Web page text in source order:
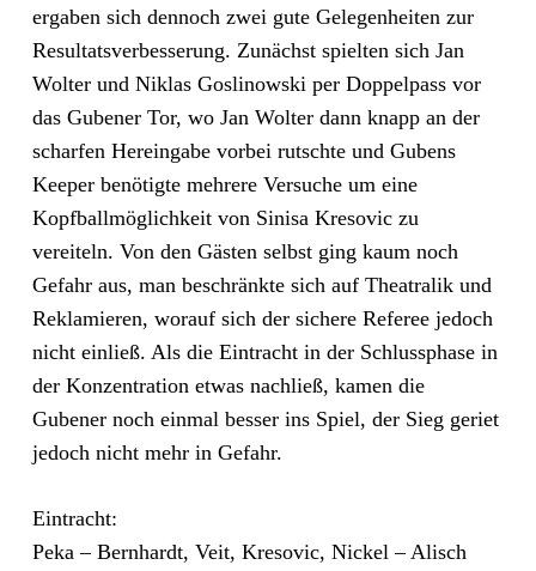
ergaben sich dennoch zwei gute Gelegenheiten zur
Resultatsverbesserung. Zunächst spielten sich Jan
Wolter und Niklas Goslinowski per Doppelpass vor
das Gubener Tor, wo Jan Wolter dann knapp an der
scharfen Hereingabe vorbei rutschte und Gubens
Keeper benötigte mehrere Versuche um eine
Kopfballmöglichkeit von Sinisa Kresovic zu
vereiteln. Von den Gästen selbst ging kaum noch
Gefahr aus, man beschränkte sich auf Theatralik und
Reklamieren, worauf sich der sichere Referee jedoch
nicht einließ. Als die Eintracht in der Schlussphase in
der Konzentration etwas nachließ, kamen die
Gubener noch einmal besser ins Spiel, der Sieg geriet
jedoch nicht mehr in Gefahr.
Eintracht:
Peka – Bernhardt, Veit, Kresovic, Nickel – Alisch